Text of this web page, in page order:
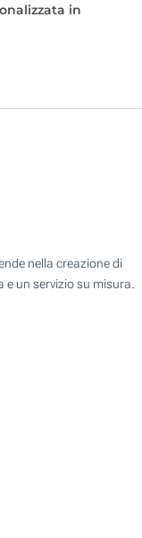
in
nella creazione di
un servizio su misura.